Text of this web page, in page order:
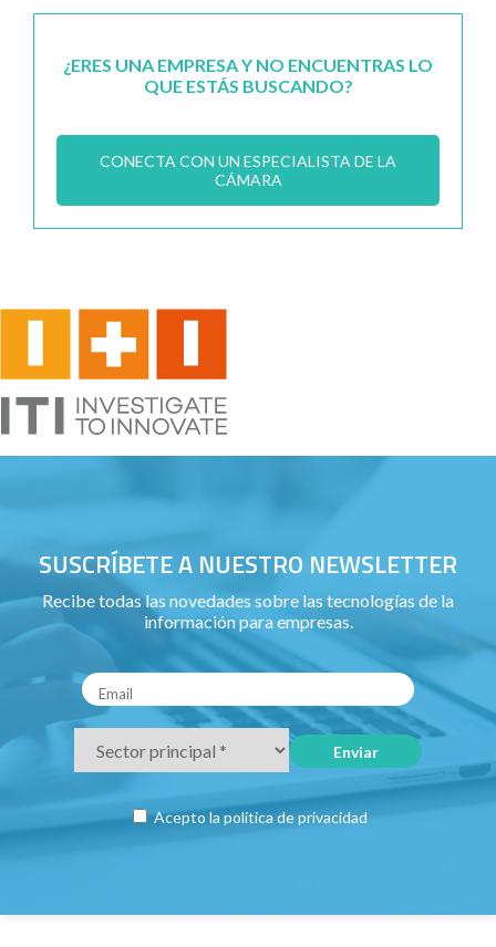
¿ERES UNA EMPRESA Y NO ENCUENTRAS LO
QUE ESTÁS BUSCANDO?
CONECTA CON UN ESPECIALISTA DE LA
CÁMARA
SUSCRÍBETE A NUESTRO NEWSLETTER
Recibe todas las novedades sobre las tecnologías de la
información para empresas.
Acepto la política de privacidad